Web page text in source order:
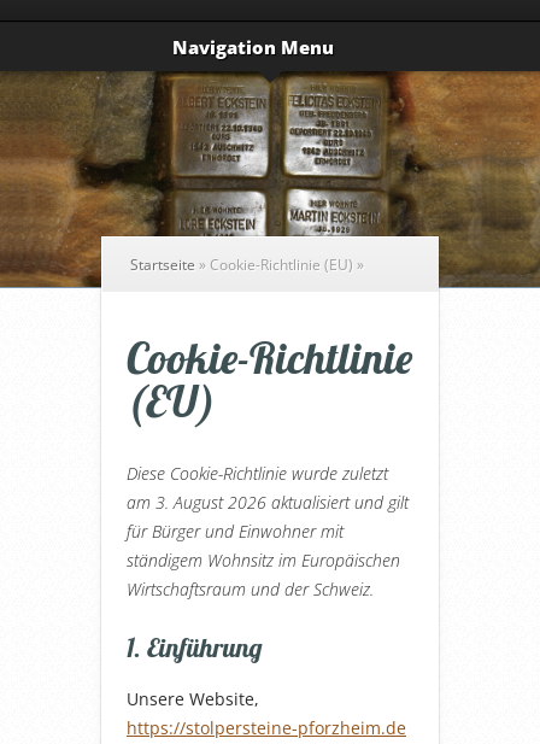
Navigation Menu
Startseite » Cookie-Richtlinie (EU) »
Cookie-Richtlinie
(EU)
Diese Cookie-Richtlinie wurde zuletzt
am 3. August 2026 aktualisiert und gilt
für Bürger und Einwohner mit
ständigem Wohnsitz im Europäischen
Wirtschaftsraum und der Schweiz.
1. Einführung
Unsere Website,
https://stolpersteine-pforzheim.de